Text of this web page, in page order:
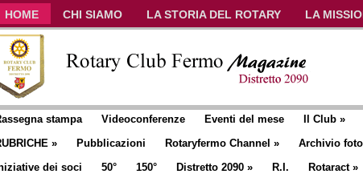
HOME CHI SIAMO LA STORIA DEL ROTARY LA
CLUB COMMUNICATOR
stampa Videoconferenze Eventi del mese Il Club »
» Pubblicazioni Rotaryfermo Channel » Archivio
dei soci
50° 150° Distretto 2090 » R.I. Rotaract»